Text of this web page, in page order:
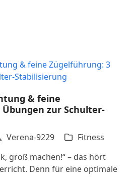
& feine
zur Schulter-
Verena-9229
Fitness
groß machen!“ – das hört
Denn für eine optimale